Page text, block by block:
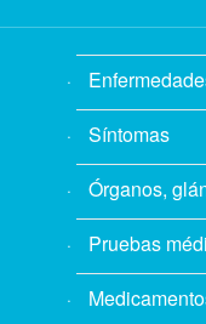
Síntomas
Órganos,
Pruebas